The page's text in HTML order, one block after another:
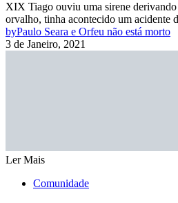
XIX Tiago ouviu uma sirene derivando
orvalho, tinha acontecido um acidente
byPaulo Seara e Orfeu não está morto
3 de Janeiro, 2021
Ler Mais
Comunidade